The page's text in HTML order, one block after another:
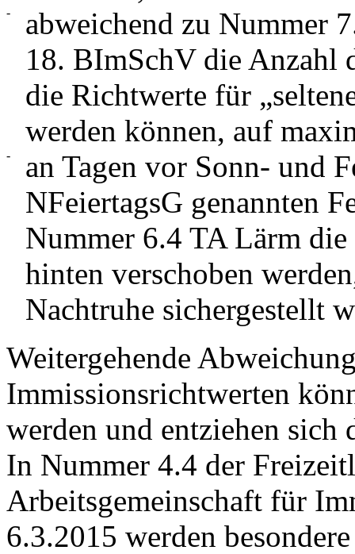
-
abweichend zu Nummer
18. BImSchV die Anzahl
die Richtwerte für
werden können, auf
-
an Tagen vor Sonn- und
NFeiertagsG genannten
Nummer 6.4 TA Lärm
hinten verschoben
Nachtruhe sichergestellt
Weitergehende
Immissionsrichtwerten
werden und entziehen sich
In Nummer 4.4 der
Arbeitsgemeinschaft für
6.3.2015 werden